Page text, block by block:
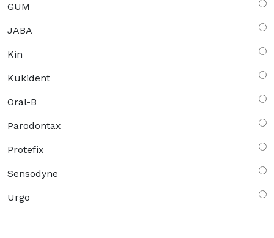
GUM
JABA
Kin
Kukident
Oral-B
Parodontax
Protefix
Sensodyne
Urgo